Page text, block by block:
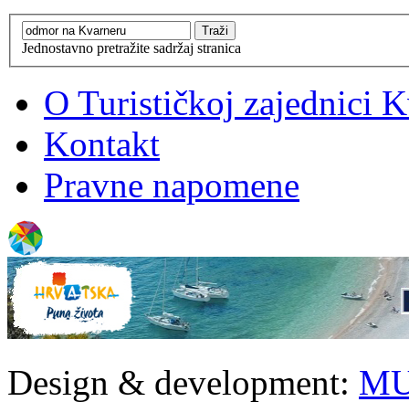
Jednostavno pretražite sadržaj stranica
O Turističkoj zajednici
Kontakt
Pravne napomene
Design & development: